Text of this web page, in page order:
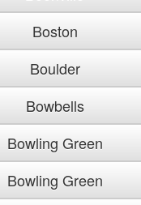
Boston
Boulder
Bowbells
Bowling Green
Bowling Green